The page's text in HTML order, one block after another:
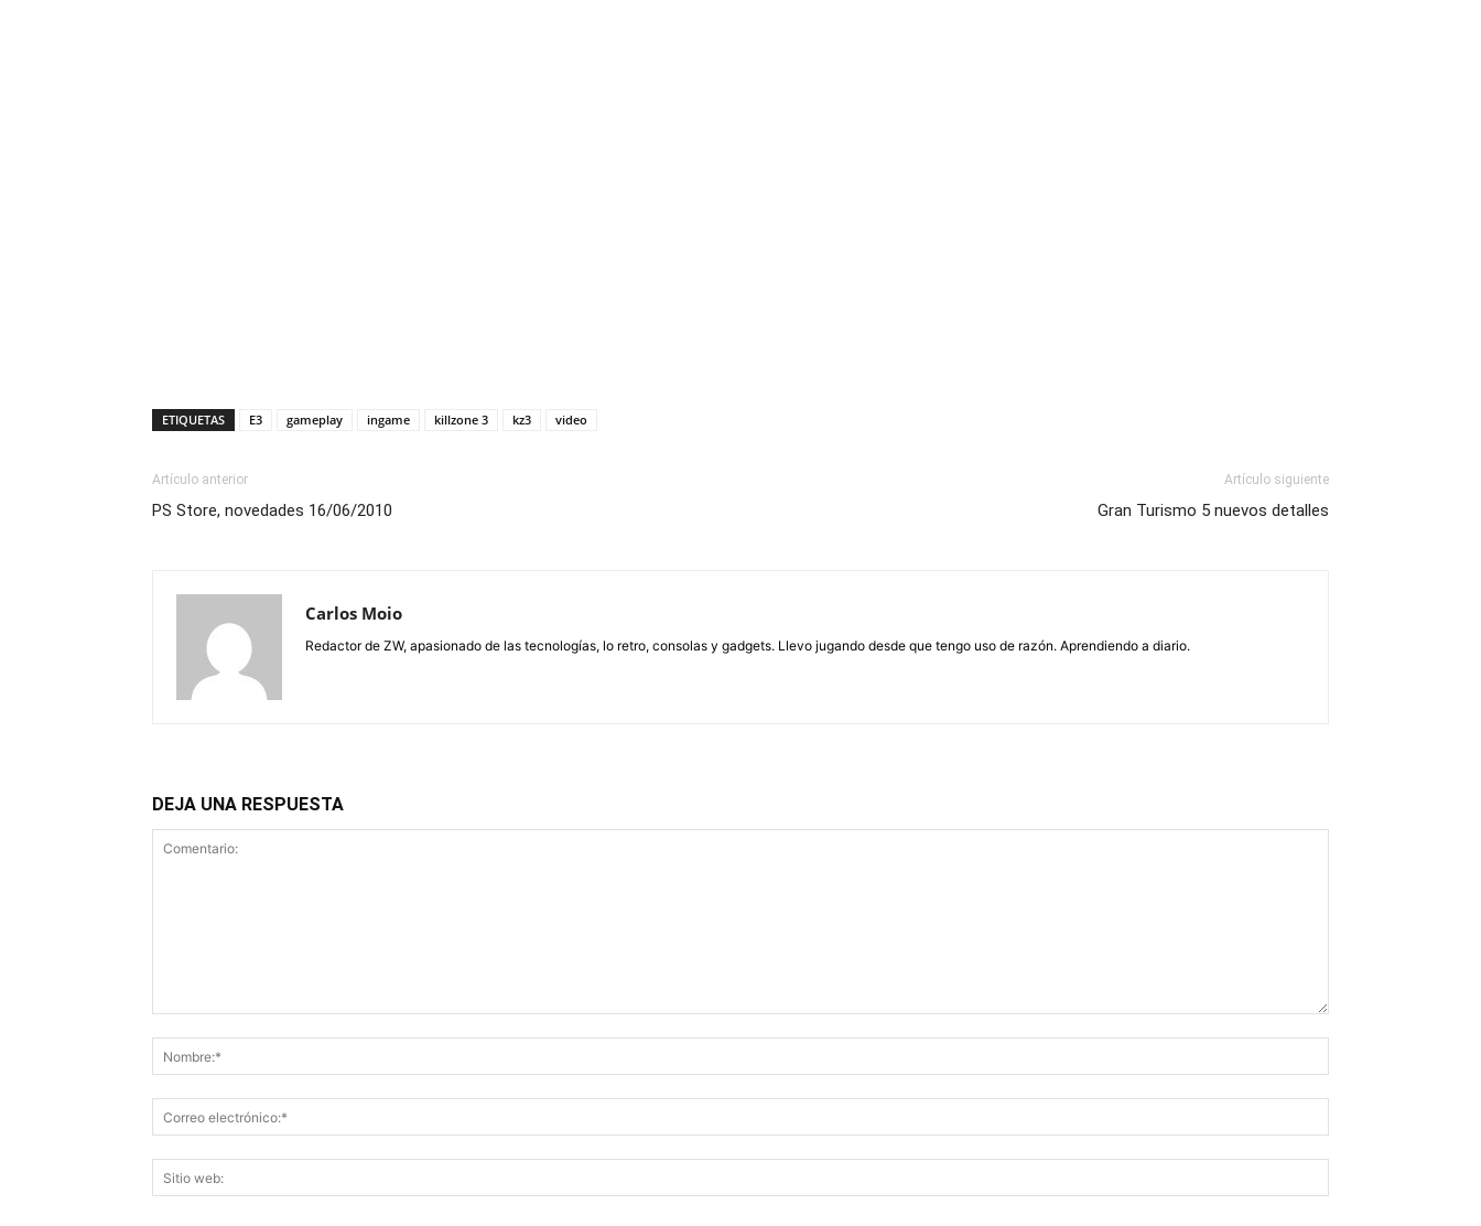
ETIQUETAS E3 gameplay ingame killzone 3 kz3 video
Artículo anterior
PS Store, novedades 16/06/2010
Artículo siguiente
Gran Turismo 5 nuevos detalles
Carlos Moio
Redactor de ZW, apasionado de las tecnologías, lo retro, consolas y gadgets. Llevo jugando desde que tengo uso de razón. Aprendiendo a diario.
DEJA UNA RESPUESTA